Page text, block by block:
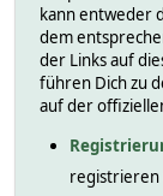
kann entweder
dem
der Links auf
führen Dich zu
auf der
registrieren